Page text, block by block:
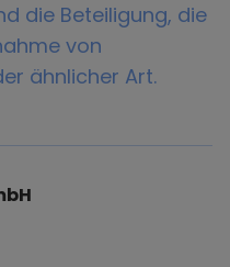
die Beteiligung, die
von
ähnlicher Art.